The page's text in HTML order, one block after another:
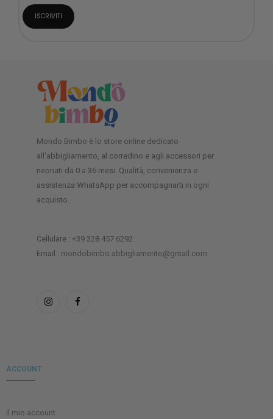
Mondo Bimbo è lo store online dedicato
all’abbigliamento, al corredino e agli accessori per
neonati da 0 a 36 mesi. Qualità, convenienza e
assistenza WhatsApp per accompagnarti in ogni
acquisto.
Cellulare : +39 328 457 6292
Email : mondobimbo.abbigliamento@gmail.com
ACCOUNT
Il mio account